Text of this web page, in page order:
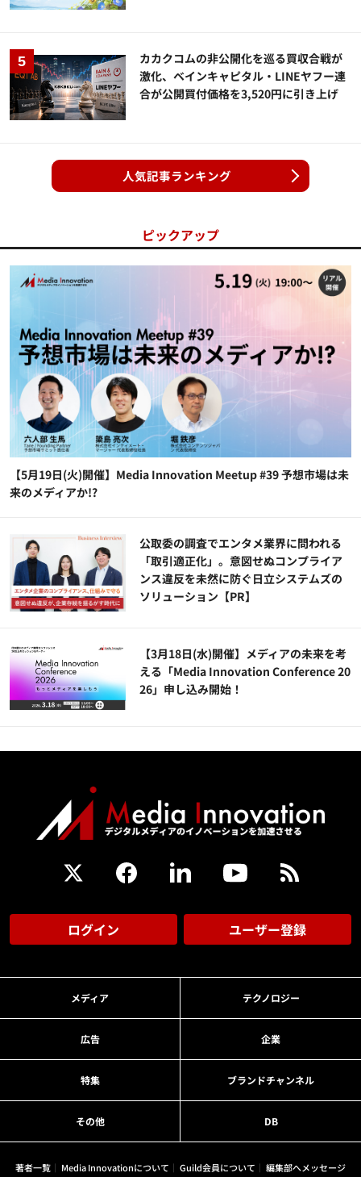
カカクコムの非公開化を巡る買収合戦が
激化、ベインキャピタル・LINEヤフー連
合が公開買付価格を3,520円に引き上げ
人気記事ランキング
ピックアップ
【5月19日(火)開催】Media Innovation Meetup #39 予想市場は未
来のメディアか!?
公​​取委の調査でエンタメ業界に問われる
「取引適正化」。意図せぬコンプライア
ンス違反を未然に防ぐ日立システムズの
ソリューション​【PR】
【3月18日(水)開催】メディアの未来を考
える「Media Innovation Conference 20
26」申し込み開始！
ログイン ユーザー登録
メディア テクノロジー
広告 企業
特集 ブランドチャンネル
その他 DB
著者一覧 Media Innovationについて Guild会員について 編集部へメッセージ